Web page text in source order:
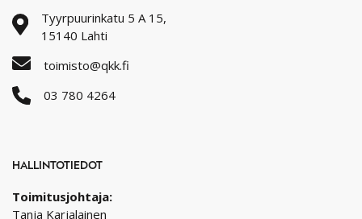
Tyyrpuurinkatu 5 A 15,
15140 Lahti
toimisto@qkk.fi
03 780 4264
HALLINTOTIEDOT
Toimitusjohtaja:
Tanja Karjalainen